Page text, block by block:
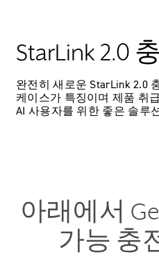
StarLink 2.0
완전히 새로운 StarLink 2.0
케이스가 특징이며 제품 취
AI 사용자를 위한 좋은 솔루
아래에서
가능 충